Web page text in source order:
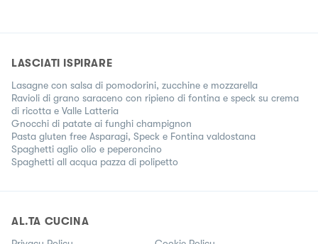
LASCIATI ISPIRARE
Lasagne con salsa di pomodorini, zucchine e mozzarella
Ravioli di grano saraceno con ripieno di fontina e speck su crema
di ricotta e Valle Latteria
Gnocchi di patate ai funghi champignon
Pasta gluten free Asparagi, Speck e Fontina valdostana
Spaghetti aglio olio e peperoncino
Spaghetti all acqua pazza di polipetto
AL.TA CUCINA